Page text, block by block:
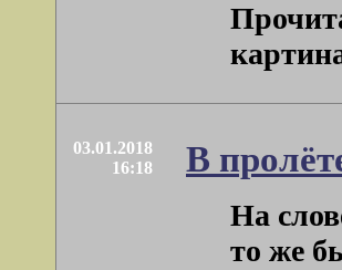
03.01.2018
16:18
В
На
то же